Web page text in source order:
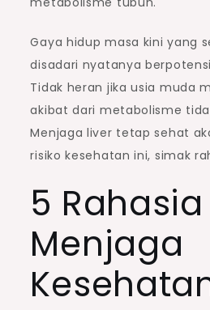
Gaya hidup masa kini yang
disadari nyatanya
Tidak heran jika usia muda
akibat dari metabolisme
Menjaga liver tetap sehat
risiko kesehatan ini, simak
5 Rahasia
Menjaga